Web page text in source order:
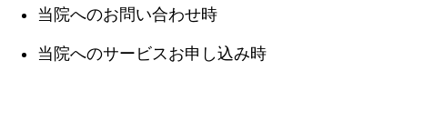
当院へのお問い合わせ時
当院へのサービスお申し込み時